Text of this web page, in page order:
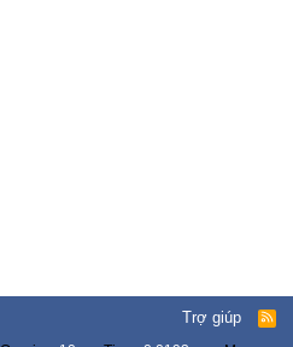
Trợ giúp
R